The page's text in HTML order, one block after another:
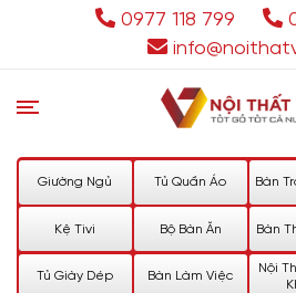
0977 118 799
Giường Ngủ Tủ Quần Áo Bàn
Kệ Tivi Bộ Bàn Ăn Bàn
Tủ Giày Dép Bàn Làm Việc
Nội